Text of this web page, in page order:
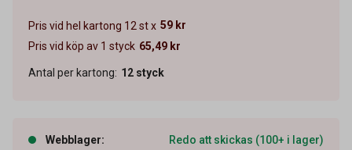
Pris vid hel kartong 12 st x 59 kr
Pris vid köp av 1 styck 65,49 kr
Antal per kartong: 12 styck
Webblager: Redo att skickas (100+ i lager)